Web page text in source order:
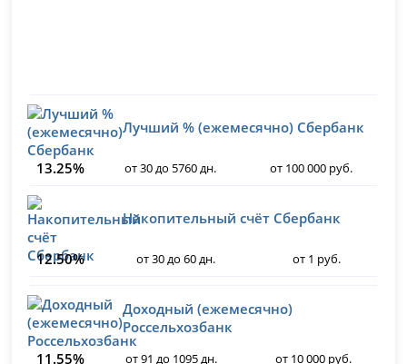
Лучший % (ежемесячно) Сбербанк
13.25% от 30 до 5760 дн. от 100 000 руб.
Накопительный счёт Сбербанк
12.50% от 30 до 60 дн. от 1 руб.
Доходный (ежемесячно)
Россельхозбанк
11.55%
от 91 до 1095 дн. от 10 000 руб.